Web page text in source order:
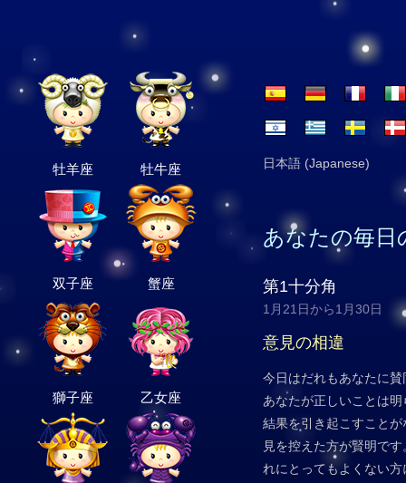
牡羊座 牡牛座
双子座 蟹座
獅子座 乙女座
日本語 (Japanese)
あなたの毎日
第1十分角
1月21日から1月30日
意見の相違
今日はだれもあなたに
あなたが正しいことは
結果を引き起こすこと
見を控えた方が賢明で
れにとってもよくない